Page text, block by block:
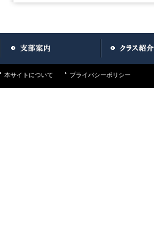
本サイトについて プライバシーポリシー